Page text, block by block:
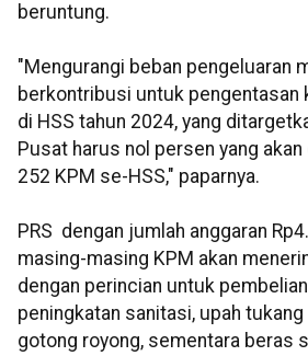
beruntung.
"Mengurangi beban pengeluaran
berkontribusi untuk pengentasan
di HSS tahun 2024, yang
Pusat harus nol persen yang
252 KPM se-HSS," paparnya.
PRS dengan jumlah anggaran
masing-masing KPM akan
dengan perincian untuk
peningkatan sanitasi, upah
gotong royong, sementara beras